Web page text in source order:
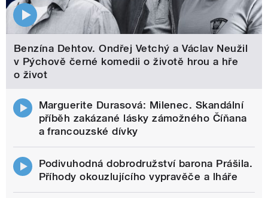
Benzína Dehtov. Ondřej Vetchý a Václav Neužil
v Pýchově černé komedii o životě hrou a hře
o život
Marguerite Durasová: Milenec. Skandální
příběh zakázané lásky zámožného Číňana
a francouzské dívky
Podivuhodná dobrodružství barona Prášila.
Příhody okouzlujícího vypravěče a lháře